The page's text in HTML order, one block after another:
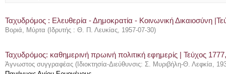
Ταχυδρόμος : Ελευθερία - Δημοκρατία - Κοινωνική Δικαιοσύνη
Βοριά, Μύρτα ( Ιδρυτής : Θ. Π. Λευκίας, 1957-07-30)
Ταχυδρόμος: καθημερινή πρωινή πολιτική εφημερίς | Τεύχος
Άγνωστος συγγραφέας ( Ιδιοκτησία-Διεύθυνσις: Σ. Μυριβήλη-Θ. Λεφκία,